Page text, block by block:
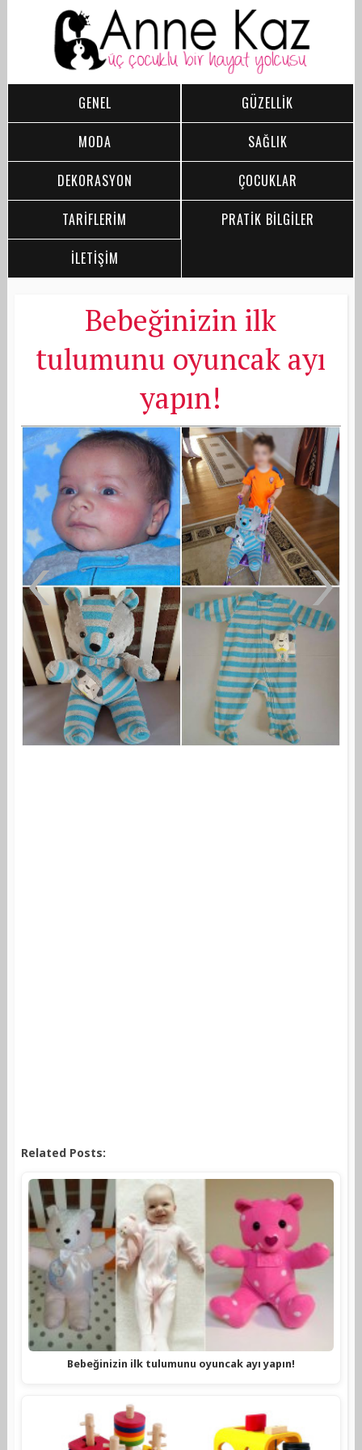
GENEL
GÜZELLİK
MODA
SAĞLIK
DEKORASYON
ÇOCUKLAR
TARİFLERİM
PRATİK BİLGİLER
İLETİŞİM
Bebeğinizin ilk
tulumunu oyuncak ayı
yapın!
Related Posts:
Bebeğinizin ilk tulumunu oyuncak ayı yapın!